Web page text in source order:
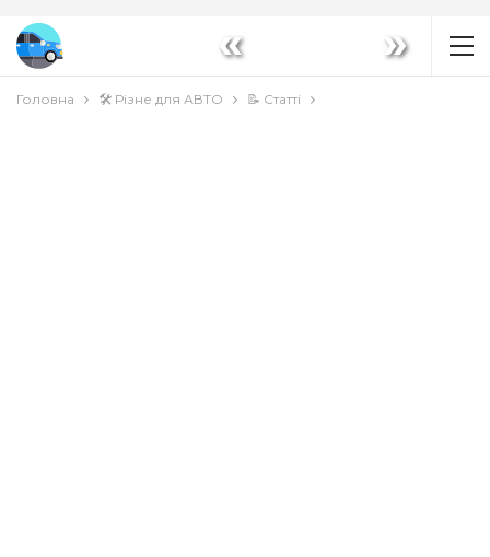
« »
Головна 🛠️ Різне для АВТО 📝 Статті